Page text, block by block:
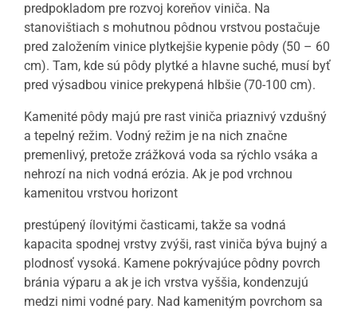
predpokladom pre rozvoj koreňov viniča. Na
stanovištiach s mohutnou pôdnou vrstvou postačuje
pred založením vinice plytkejšie kypenie pôdy (50 – 60
cm). Tam, kde sú pôdy plytké a hlavne suché, musí byť
pred výsadbou vinice prekypená hlbšie (70-100 cm).
Kamenité pôdy majú pre rast viniča priaznivý vzdušný
a tepelný režim. Vodný režim je na nich značne
premenlivý, pretože zrážková voda sa rýchlo vsáka a
nehrozí na nich vodná erózia. Ak je pod vrchnou
kamenitou vrstvou horizont
prestúpený ílovitými časticami, takže sa vodná
kapacita spodnej vrstvy zvýši, rast viniča býva bujný a
plodnosť vysoká. Kamene pokrývajúce pôdny povrch
bránia výparu a ak je ich vrstva vyššia, kondenzujú
medzi nimi vodné pary. Nad kamenitým povrchom sa